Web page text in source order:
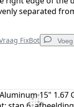
separated
FixBot
toe